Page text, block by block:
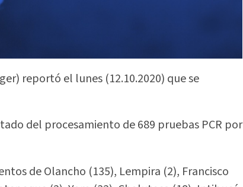
reportó el lunes (12.10.2020) que se
del procesamiento de 689 pruebas PCR por
de Olancho (135), Lempira (2), Francisco